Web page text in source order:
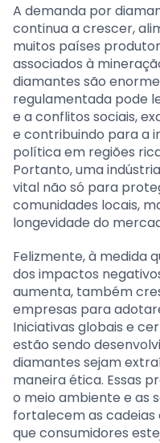
A demanda por
continua a crescer,
muitos países
associados à
diamantes são
regulamentada pode
e a conflitos sociais,
e contribuindo para a
política em regiões
Portanto, uma
vital não só para
comunidades locais,
longevidade do
Felizmente, à medida
dos impactos
aumenta, também
empresas para
Iniciativas globais e
estão sendo
diamantes sejam
maneira ética. Essas
o meio ambiente e as
fortalecem as cadeias
que consumidores